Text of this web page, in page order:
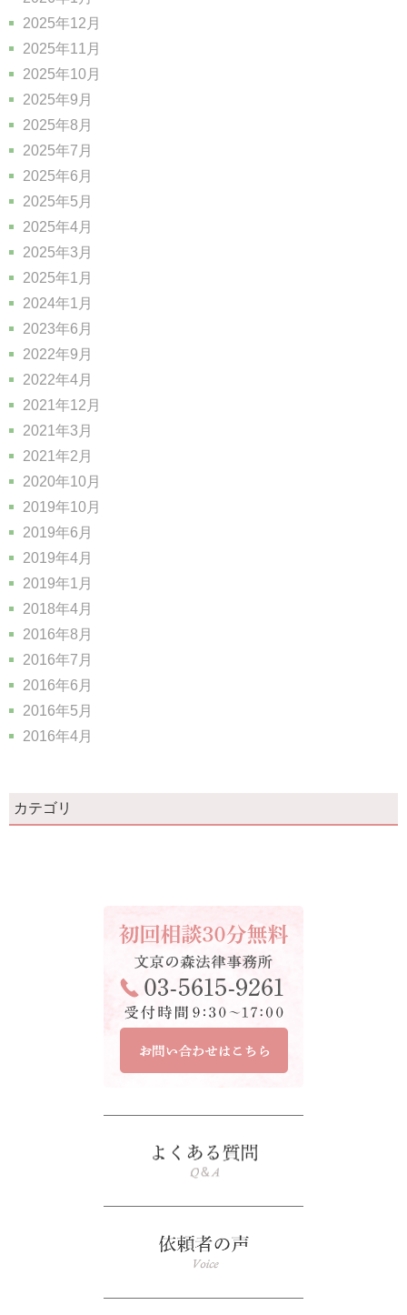
2025年12月
2025年11月
2025年10月
2025年9月
2025年8月
2025年7月
2025年6月
2025年5月
2025年4月
2025年3月
2025年1月
2024年1月
2023年6月
2022年9月
2022年4月
2021年12月
2021年3月
2021年2月
2020年10月
2019年10月
2019年6月
2019年4月
2019年1月
2018年4月
2016年8月
2016年7月
2016年6月
2016年5月
2016年4月
カテゴリ